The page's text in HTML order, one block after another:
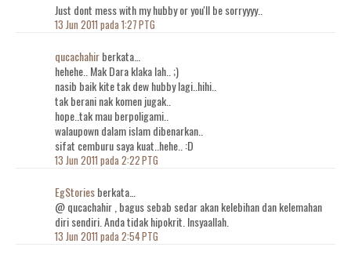
Just dont mess with my hubby or you'll be sorryyyy..
13 Jun 2011 pada 1:27 PTG
qucachahirberkata…
hehehe.. Mak Dara klaka lah.. ;)
nasib baik kite tak dew hubby lagi..hihi..
tak berani nak komen jugak..
hope..tak mau berpoligami..
walaupown dalam islam dibenarkan..
sifat cemburu saya kuat..hehe.. :D
13 Jun 2011 pada 2:22 PTG
EgStoriesberkata…
@ qucachahir , bagus sebab sedar akan kelebihan dan kelemahan
diri sendiri. Anda tidak hipokrit. Insyaallah.
13 Jun 2011 pada 2:54 PTG